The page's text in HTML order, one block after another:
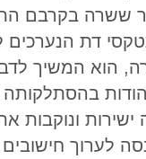
ששרה בקרבם
דת הנערכים
הוא המשיך
ונוקבות
לערוך